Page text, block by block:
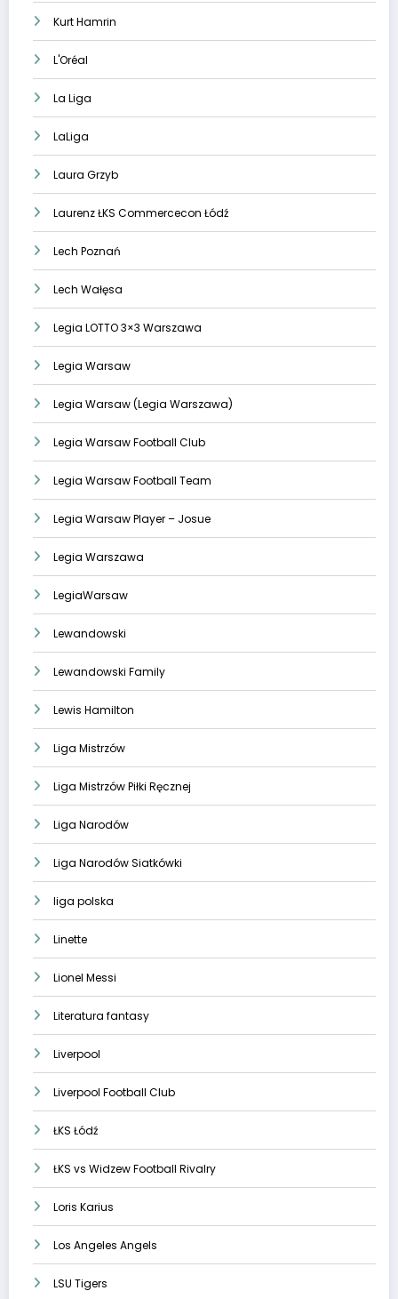
Kurt Hamrin
L'Oréal
La Liga
LaLiga
Laura Grzyb
Laurenz ŁKS Commercecon Łódź
Lech Poznań
Lech Wałęsa
Legia LOTTO 3×3 Warszawa
Legia Warsaw
Legia Warsaw (Legia Warszawa)
Legia Warsaw Football Club
Legia Warsaw Football Team
Legia Warsaw Player – Josue
Legia Warszawa
LegiaWarsaw
Lewandowski
Lewandowski Family
Lewis Hamilton
Liga Mistrzów
Liga Mistrzów Piłki Ręcznej
Liga Narodów
Liga Narodów Siatkówki
liga polska
Linette
Lionel Messi
Literatura fantasy
Liverpool
Liverpool Football Club
ŁKS Łódź
ŁKS vs Widzew Football Rivalry
Loris Karius
Los Angeles Angels
LSU Tigers